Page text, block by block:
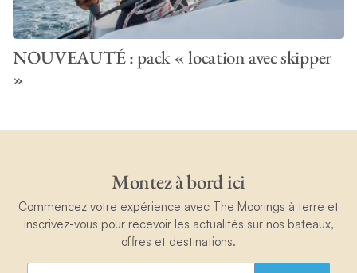
NOUVEAUTÉ : pack « location avec skipper
»
Montez à bord ici
Commencez votre expérience avec The Moorings à terre et
inscrivez-vous pour recevoir les actualités sur nos bateaux,
offres et destinations.